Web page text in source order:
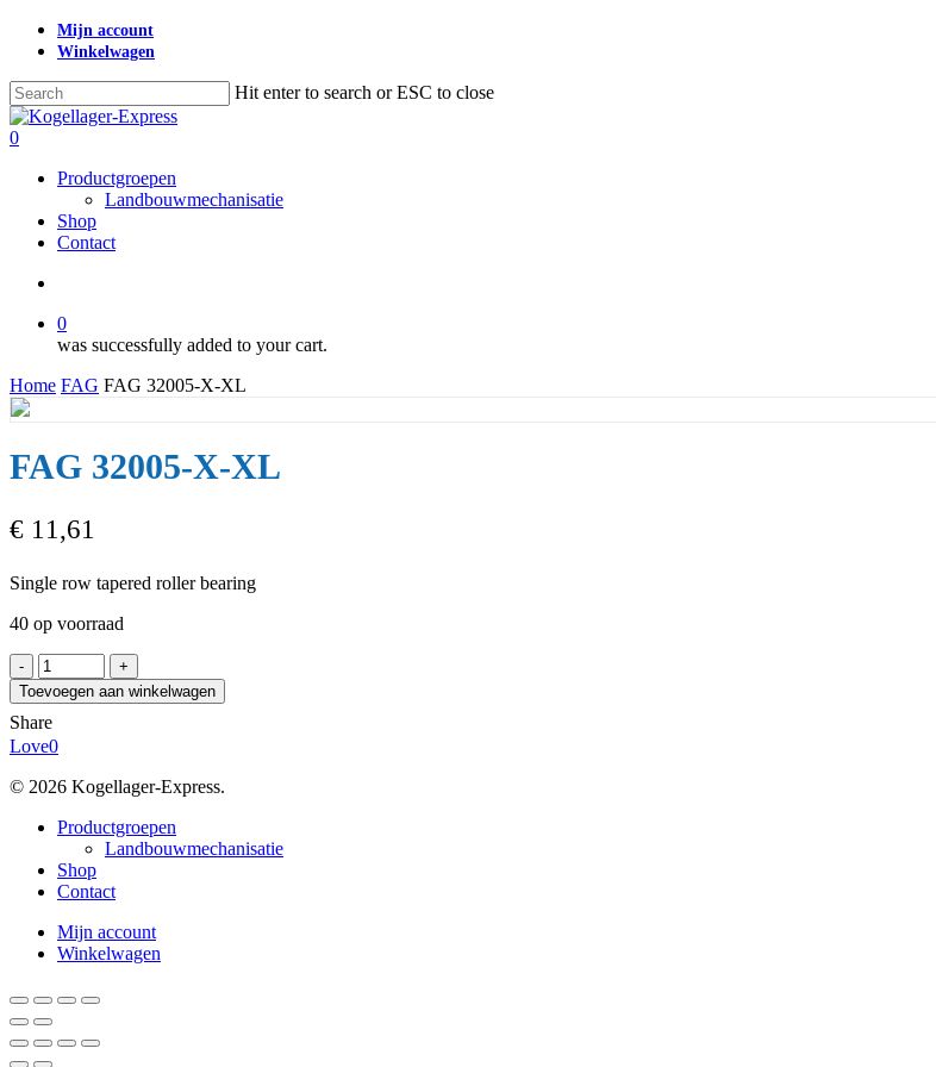
Skip
content
Mijn account
Winkelwagen
Hit enter to search or ESC to close
Close
Search
search
0
Productgroepen
Landbouwmechanisatie
Shop
Contact
0
was successfully added to your cart.
Home FAG FAG 32005-X-XL
FAG 32005-X-XL
€ 11,61
Single row tapered roller bearing
40 op voorraad
FAG
32005-
X-
XL
aantal
Toevoegen aan winkelwagen
Share
Love0
© 2026 Kogellager-Express.
Close
Productgroepen
Landbouwmechanisatie
Shop
Contact
Mijn account
Winkelwagen